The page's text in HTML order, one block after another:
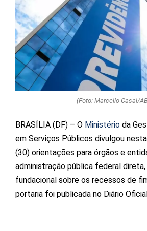
(Foto: Marcello Casal/
BRASÍLIA (DF) – O Ministério da
em Serviços Públicos divulgou
(30) orientações para órgãos e
administração pública federal
fundacional sobre os recessos de
portaria foi publicada no Diário